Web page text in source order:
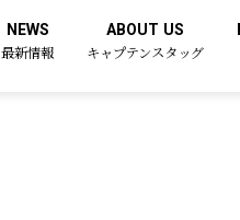
NEWS
最新情報
ABOUT US
キャプテンスタッグ